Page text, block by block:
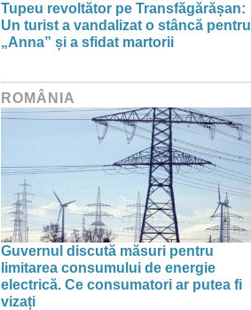
Tupeu revoltător pe Transfăgărășan:
Un turist a vandalizat o stâncă pentru
„Anna” și a sfidat martorii
ROMÂNIA
Guvernul discută măsuri pentru
limitarea consumului de energie
electrică. Ce consumatori ar putea fi
vizați